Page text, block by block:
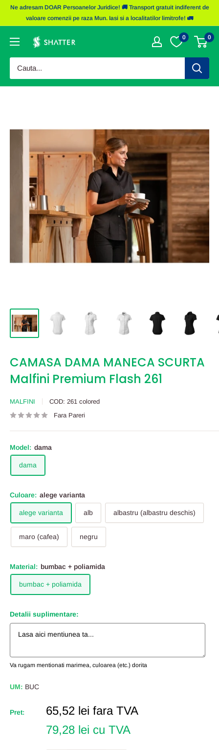
SaritiNe adresam DOAR Persoanelor Juridice! 🚚 Transport gratuit indiferent de
valoare comenzii pe raza Mun. Iasi si a localitatilor limitrofe! 🚛
Obiecte
Shatter
0 0
CAMASA DAMA MANECA SCURTA
Malfini Premium Flash 261
MALFINI COD: 261 colored
Fara Pareri
Model: dama
dama
Culoare: alege varianta
alege varianta alb albastru (albastru deschis)
maro (cafea) negru
Material: bumbac + poliamida
bumbac + poliamida
Detalii suplimentare:
Va rugam mentionati marimea, culoarea (etc.) dorita
UM: BUC
Pret:
Pret
65,52 lei fara TVA
79,28 lei cu TVA